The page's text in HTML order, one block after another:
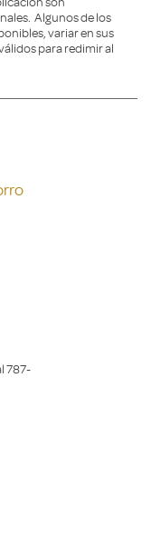
Algunos de los
variar en sus
para redimir al
787-